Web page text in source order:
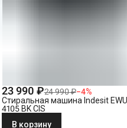
23 990 ₽24 990 ₽−4%
Стиральная машина Indesit
4105 BK CIS
В корзину